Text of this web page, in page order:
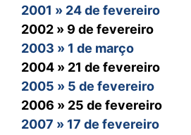
2001 » 24 de fevereiro
2002 » 9 de fevereiro
2003 » 1 de março
2004 » 21 de fevereiro
2005 » 5 de fevereiro
2006 » 25 de fevereiro
2007 » 17 de fevereiro